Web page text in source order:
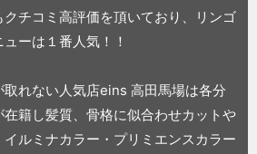
チコミ高評価を頂いており、リンゴ
ーは１番人気！！
れない人気店eins 高田馬場は各分
籍し髪質、骨格に似合わせカットや
ルミナカラー・プリミエンスカラー